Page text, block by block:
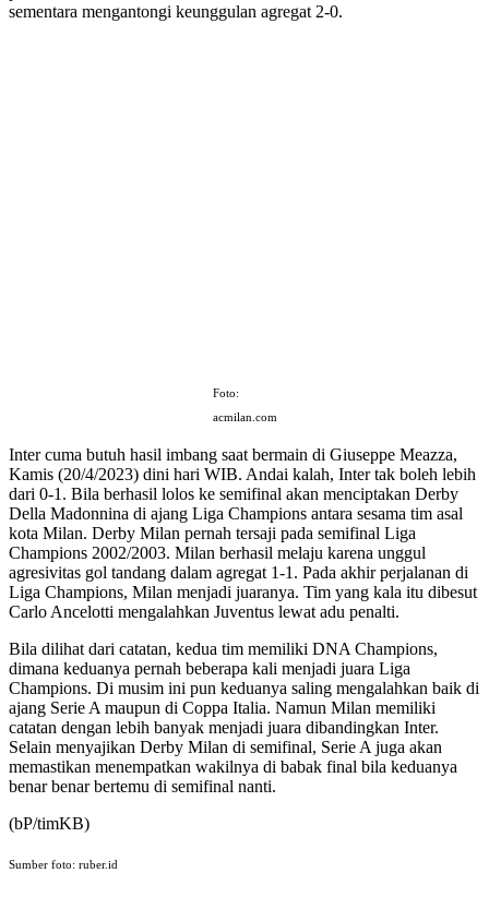
sementara mengantongi keunggulan agregat 2-0.
Foto:
acmilan.com
Inter cuma butuh hasil imbang saat bermain di Giuseppe Meazza,
Kamis (20/4/2023) dini hari WIB. Andai kalah, Inter tak boleh lebih
dari 0-1. Bila berhasil lolos ke semifinal akan menciptakan Derby
Della Madonnina di ajang Liga Champions antara sesama tim asal
kota Milan. Derby Milan pernah tersaji pada semifinal Liga
Champions 2002/2003. Milan berhasil melaju karena unggul
agresivitas gol tandang dalam agregat 1-1. Pada akhir perjalanan di
Liga Champions, Milan menjadi juaranya. Tim yang kala itu dibesut
Carlo Ancelotti mengalahkan Juventus lewat adu penalti.
Bila dilihat dari catatan, kedua tim memiliki DNA Champions,
dimana keduanya pernah beberapa kali menjadi juara Liga
Champions. Di musim ini pun keduanya saling mengalahkan baik di
ajang Serie A maupun di Coppa Italia. Namun Milan memiliki
catatan dengan lebih banyak menjadi juara dibandingkan Inter.
Selain menyajikan Derby Milan di semifinal, Serie A juga akan
memastikan menempatkan wakilnya di babak final bila keduanya
benar benar bertemu di semifinal nanti.
(bP/timKB)
Sumber foto: ruber.id